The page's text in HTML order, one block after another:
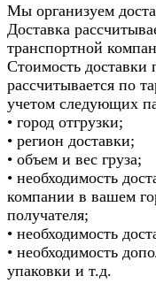
Мы организуем
Доставка
транспортной
Стоимость доставки
рассчитывается по
учетом следующих
• город отгрузки;
• регион доставки;
• объем и вес груза;
• необходимость
компании в вашем
получателя;
• необходимость
• необходимость
упаковки и т.д.